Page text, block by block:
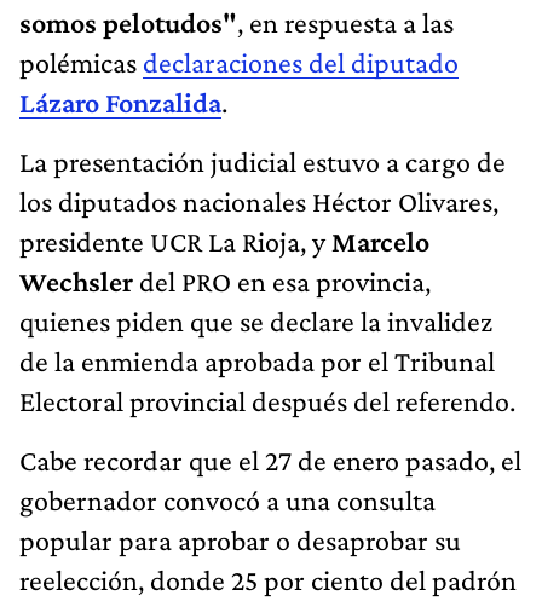
somos pelotudos", en respuesta a las
polémicas declaraciones del diputado
Lázaro Fonzalida.
La presentación judicial estuvo a cargo de
los diputados nacionales Héctor Olivares,
presidente UCR La Rioja, yMarcelo
Wechsler del PRO en esa provincia,
quienes piden que se declare la invalidez
de la enmienda aprobada por el Tribunal
Electoral provincial después del referendo.
Cabe recordar que el 27 de enero pasado, el
gobernador convocó a una consulta
popular para aprobar o desaprobar su
reelección, donde 25 por ciento del padrón